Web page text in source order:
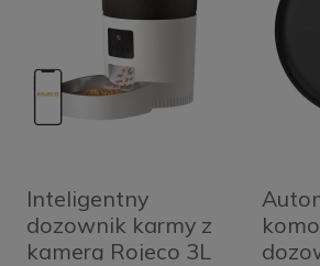
Inteligentny
dozownik karmy z
kamerą Rojeco 3L